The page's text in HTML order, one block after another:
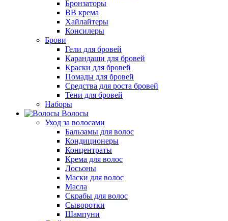
Бронзаторы
BB крема
Хайлайтеры
Консилеры
Брови
Гели для бровей
Карандаши для бровей
Краски для бровей
Помады для бровей
Средства для роста бровей
Тени для бровей
Наборы
Волосы
Уход за волосами
Бальзамы для волос
Кондиционеры
Концентраты
Крема для волос
Лосьоны
Маски для волос
Масла
Скрабы для волос
Сыворотки
Шампуни